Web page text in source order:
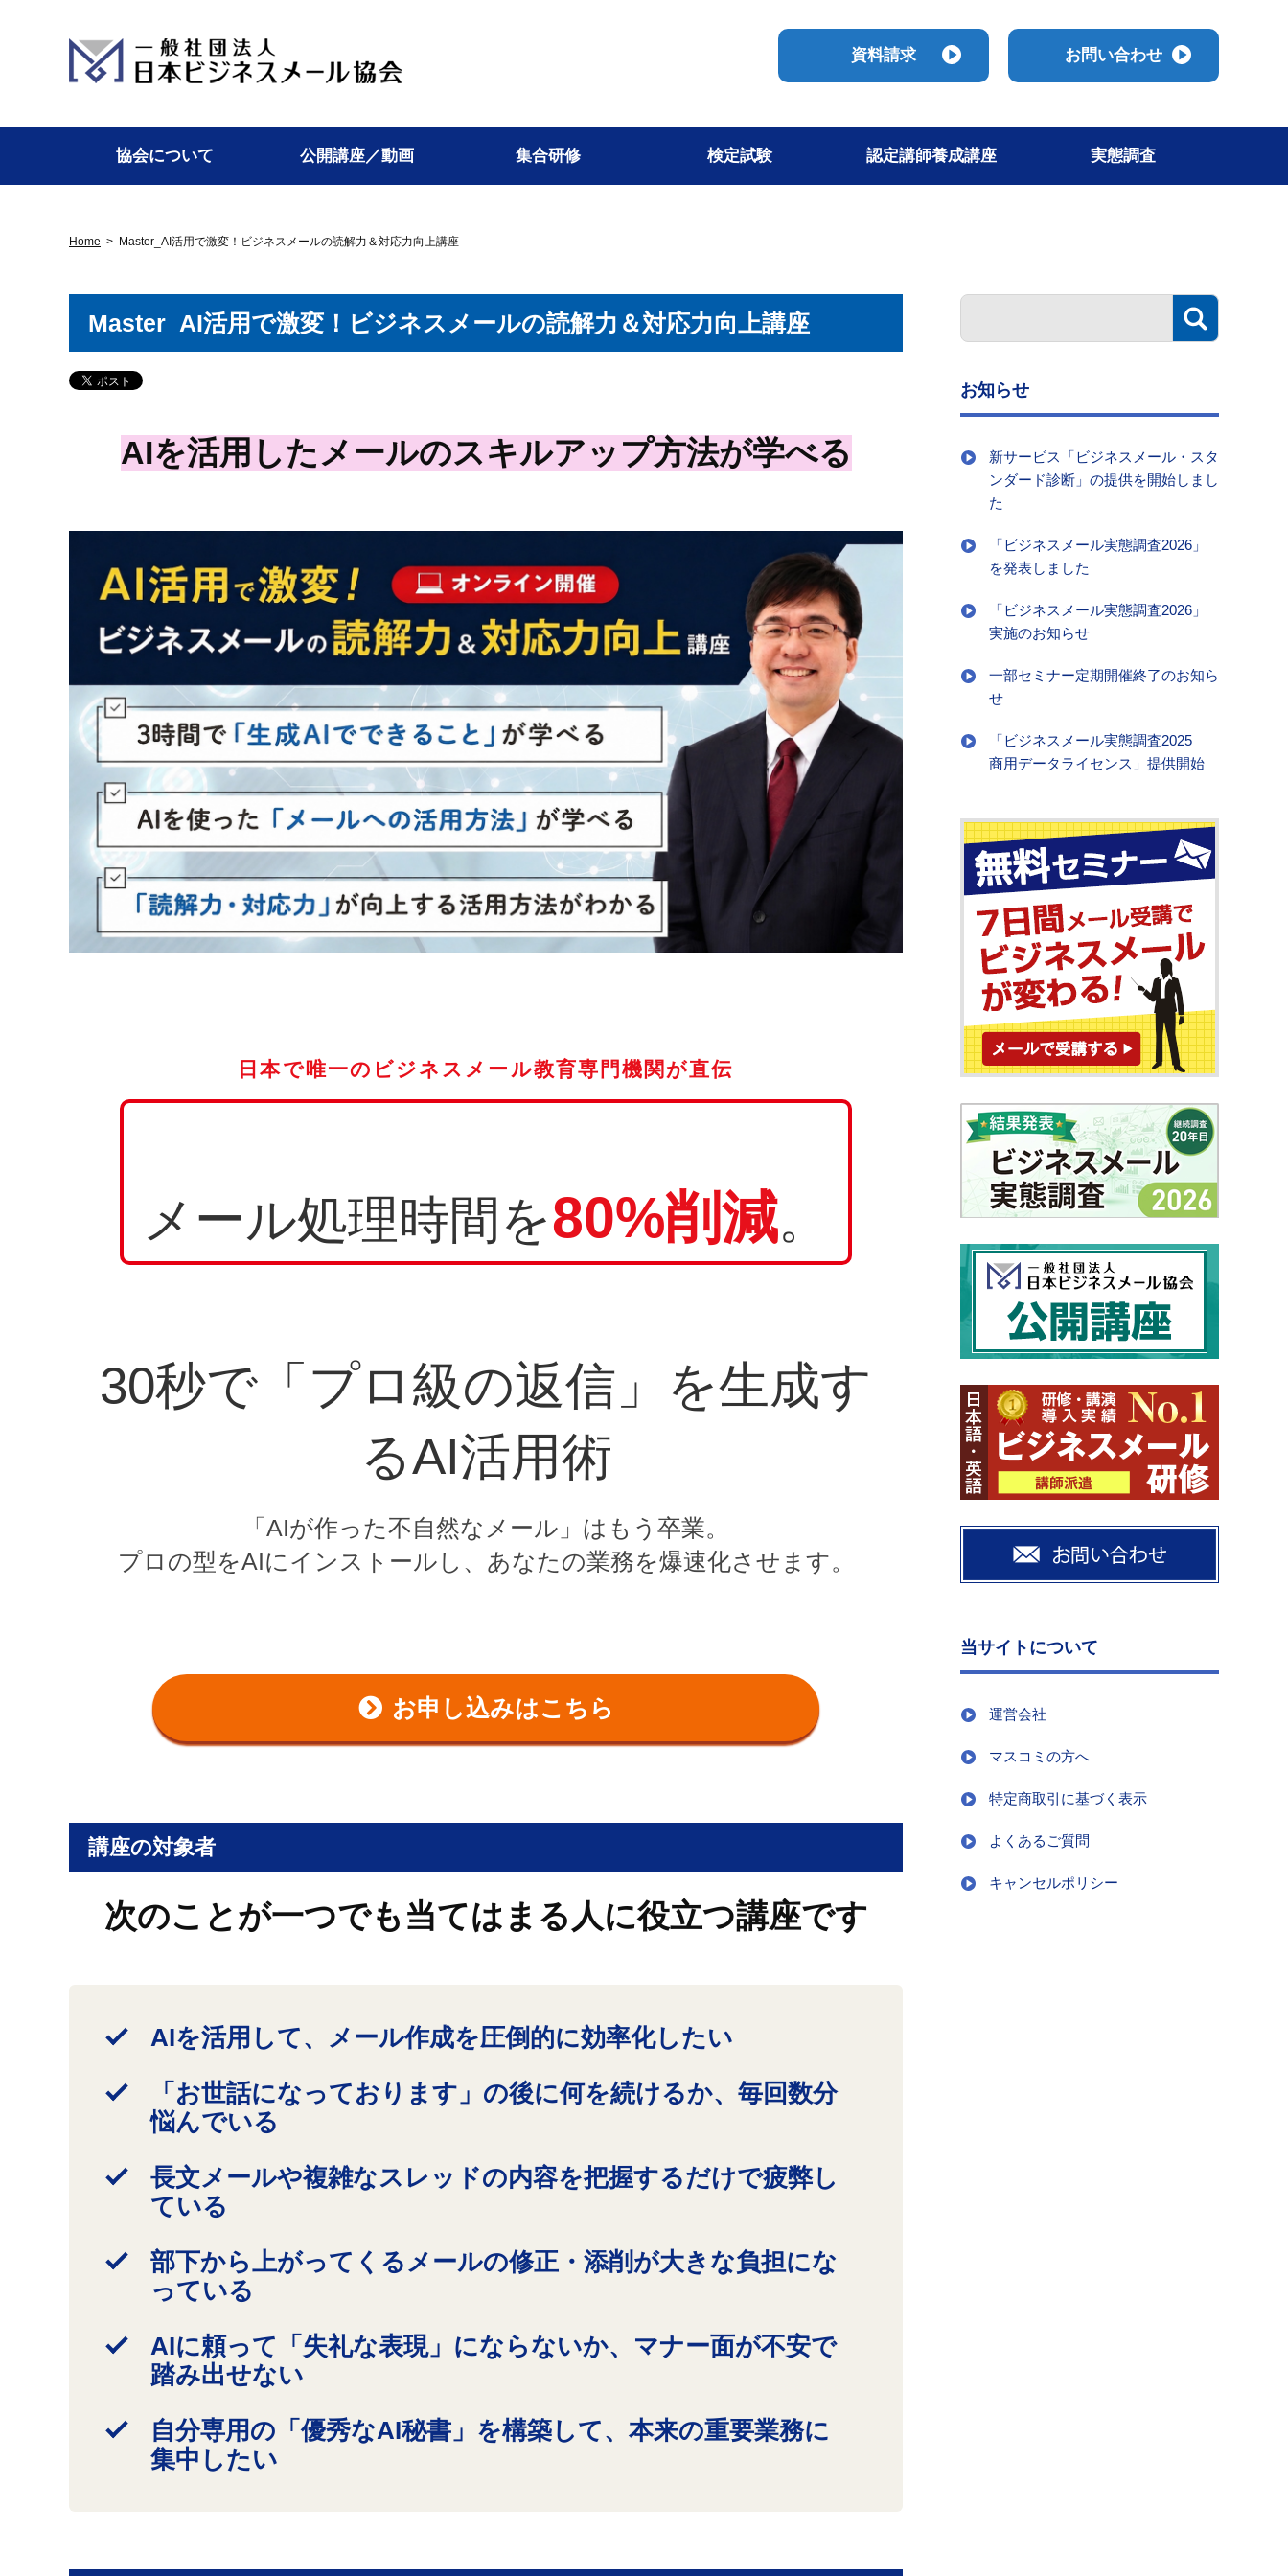
資料請求 お問い合わせ
協会について 公開講座／動画 集合研修 検定試験 認定講師養成講座 実態調査
Home > Master_AI活用で激変！ビジネスメールの読解力＆対応力向上講座
Master_AI活用で激変！ビジネスメールの読解力＆対応力向上講座
AIを活用したメールのスキルアップ方法が学べる
日本で唯一のビジネスメール教育専門機関が直伝
メール処理時間を80%削減。
30秒で「プロ級の返信」を生成す
るAI活用術
「AIが作った不自然なメール」はもう卒業。
プロの型をAIにインストールし、あなたの業務を爆速化させます。
お申し込みはこちら
講座の対象者
次のことが一つでも当てはまる人に役立つ講座です
AIを活用して、メール作成を圧倒的に効率化したい
「お世話になっております」の後に何を続けるか、毎回数分
悩んでいる
長文メールや複雑なスレッドの内容を把握するだけで疲弊し
ている
部下から上がってくるメールの修正・添削が大きな負担にな
っている
AIに頼って「失礼な表現」にならないか、マナー面が不安で
踏み出せない
自分専用の「優秀なAI秘書」を構築して、本来の重要業務に
集中したい
お知らせ
新サービス「ビジネスメール・スタ
ンダード診断」の提供を開始しまし
た
「ビジネスメール実態調査2026」
を発表しました
「ビジネスメール実態調査2026」
実施のお知らせ
一部セミナー定期開催終了のお知ら
せ
「ビジネスメール実態調査2025
商用データライセンス」提供開始
当サイトについて
運営会社
マスコミの方へ
特定商取引に基づく表示
よくあるご質問
キャンセルポリシー